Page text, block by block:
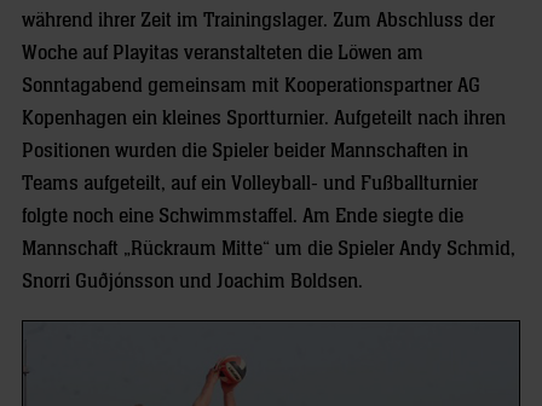
während ihrer Zeit im Trainingslager. Zum Abschluss der
Woche auf Playitas veranstalteten die Löwen am
Sonntagabend gemeinsam mit Kooperationspartner AG
Kopenhagen ein kleines Sportturnier. Aufgeteilt nach ihren
Positionen wurden die Spieler beider Mannschaften in
Teams aufgeteilt, auf ein Volleyball- und Fußballturnier
folgte noch eine Schwimmstaffel. Am Ende siegte die
Mannschaft „Rückraum Mitte“ um die Spieler Andy Schmid,
Snorri Guðjónsson und Joachim Boldsen.